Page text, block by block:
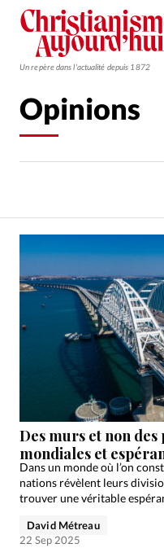
Un repère dans l'actualité depuis 1872
Tous les articles
Emploi
Se connecter
Édition: Française
Devise: CHF
Tous les articles
Actualité internationale
Dossier
Eglises Foi
Opinions
Société
Tour du
Opinions
Des murs et non
mondiales et
Dans un monde où l’on
nations révèlent leurs
trouver une véritable
David Métreau
22 Sep 2025